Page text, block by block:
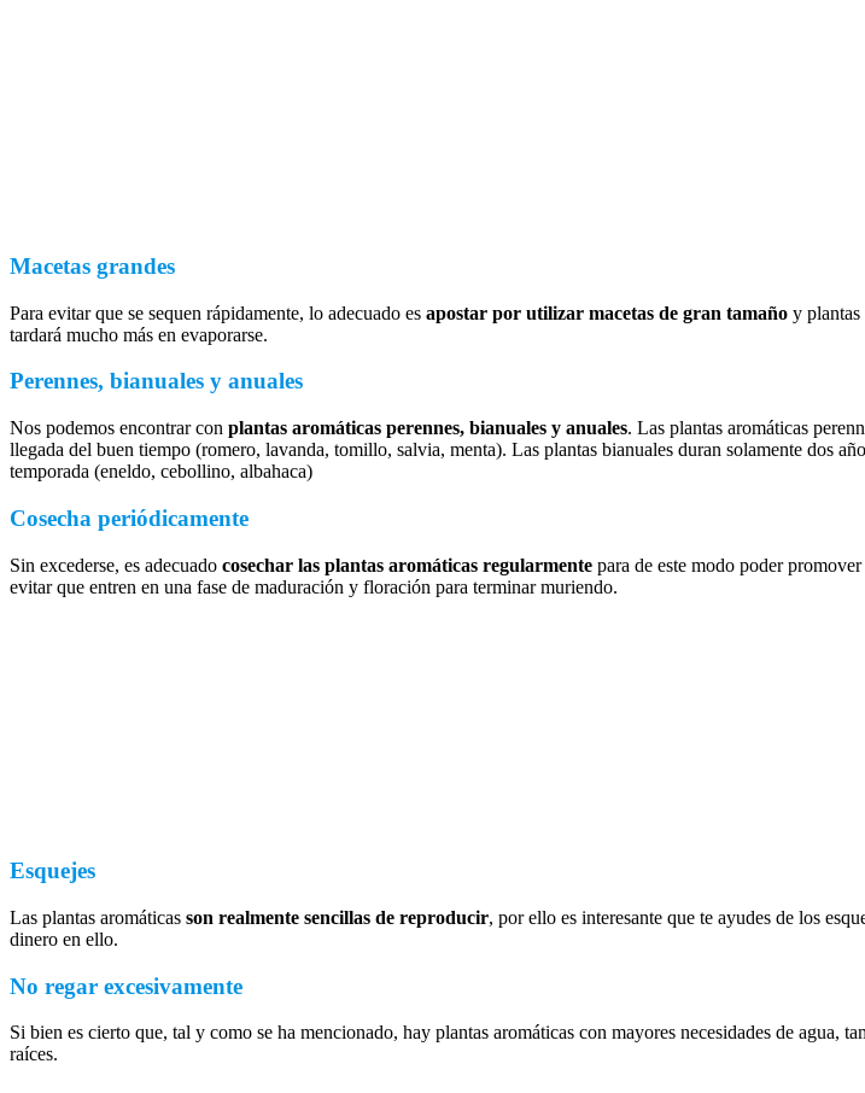
Macetas grandes
Para evitar que se sequen rápidamente, lo adecuado es apostar por utilizar macetas de gran tamaño y plantas
tardará mucho más en evaporarse.
Perennes, bianuales y anuales
Nos podemos encontrar con plantas aromáticas perennes, bianuales y anuales. Las plantas aromáticas
llegada del buen tiempo (romero, lavanda, tomillo, salvia, menta). Las plantas bianuales duran solamente dos
temporada (eneldo, cebollino, albahaca)
Cosecha periódicamente
Sin excederse, es adecuado cosechar las plantas aromáticas regularmente para de este modo poder
evitar que entren en una fase de maduración y floración para terminar muriendo.
Esquejes
Las plantas aromáticas son realmente sencillas de reproducir, por ello es interesante que te ayudes de los
dinero en ello.
No regar excesivamente
Si bien es cierto que, tal y como se ha mencionado, hay plantas aromáticas con mayores necesidades de agua,
raíces.